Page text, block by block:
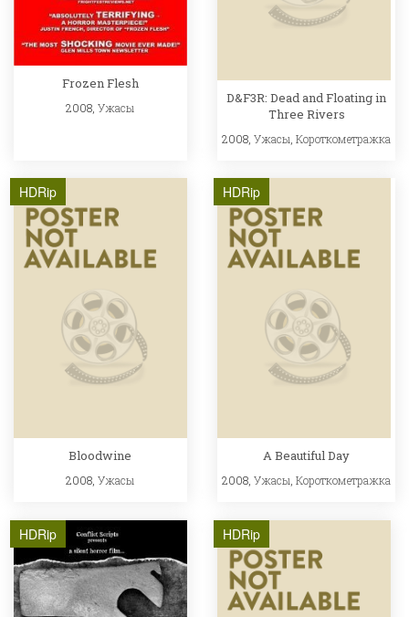
Frozen Flesh
2008,Ужасы
D&F3R: Dead and Floating in
Three Rivers
2008,Ужасы ,Короткометражка
HDRip
Bloodwine
2008,Ужасы
HDRip
A Beautiful Day
2008,Ужасы,Короткометражка
HDRip HDRip